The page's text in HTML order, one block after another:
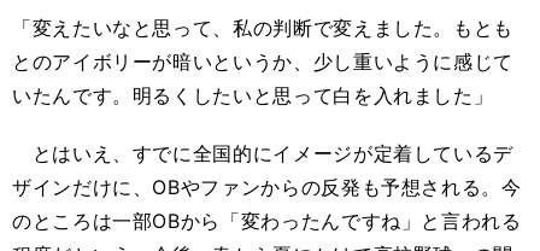
「変えたいなと思って、私の判断で変えました。もとも
とのアイボリーが暗いというか、少し重いように感じて
いたんです。明るくしたいと思って白を入れました」
とはいえ、すでに全国的にイメージが定着しているデ
ザインだけに、 OBやファンからの反発も予想される。今
のところは一部OBから「変わったんですね」と言われる